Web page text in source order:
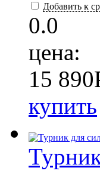
Добавить к
0.0
цена:
15 890
купить